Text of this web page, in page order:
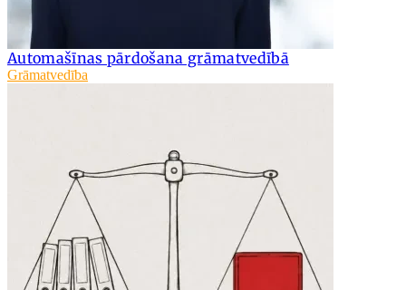
Automašīnas pārdošana grāmatvedībā
Grāmatvedība